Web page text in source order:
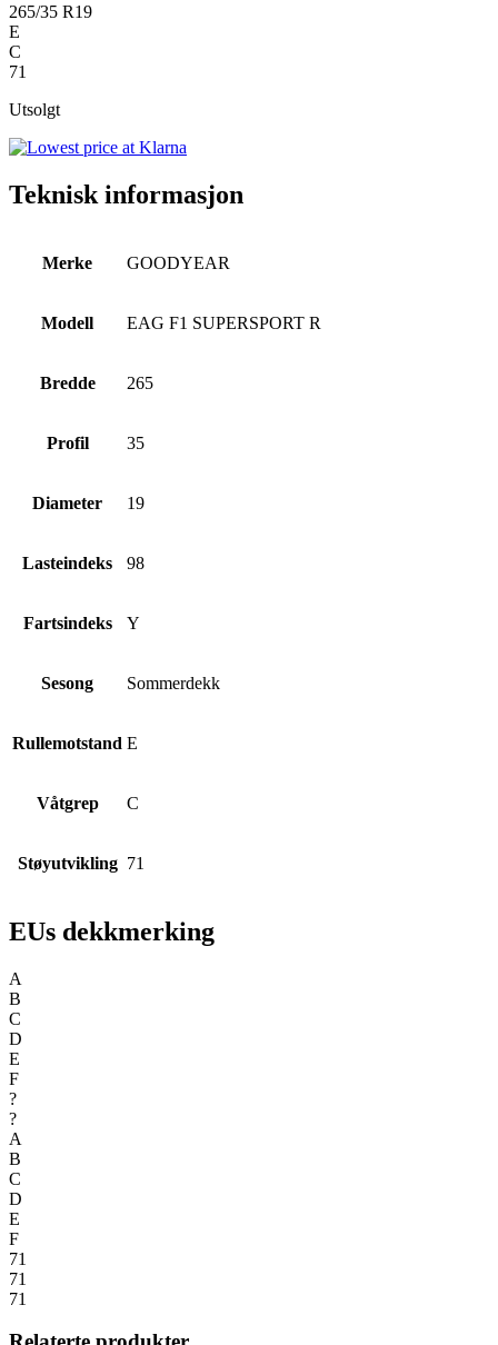
265/35 R19
E
C
71
Utsolgt
Teknisk informasjon
Merke GOODYEAR
Modell EAG F1 SUPERSPORT R
Bredde 265
Profil 35
Diameter 19
Lasteindeks 98
Fartsindeks Y
Sesong Sommerdekk
Rullemotstand E
Våtgrep C
Støyutvikling 71
EUs dekkmerking
A
B
C
D
E
F
?
?
A
B
C
D
E
F
71
71
71